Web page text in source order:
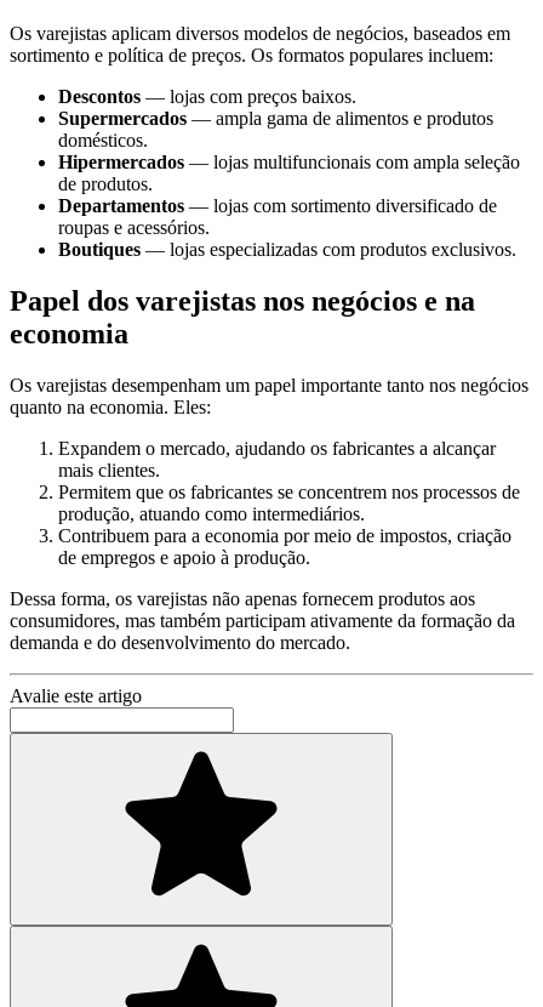
Os varejistas aplicam diversos modelos de negócios, baseados em
sortimento e política de preços. Os formatos populares incluem:
Descontos — lojas com preços baixos.
Supermercados — ampla gama de alimentos e produtos
domésticos.
Hipermercados — lojas multifuncionais com ampla seleção
de produtos.
Departamentos — lojas com sortimento diversificado de
roupas e acessórios.
Boutiques — lojas especializadas com produtos exclusivos.
Papel dos varejistas nos negócios e na
economia
Os varejistas desempenham um papel importante tanto nos negócios
quanto na economia. Eles:
Expandem o mercado, ajudando os fabricantes a alcançar
mais clientes.
Permitem que os fabricantes se concentrem nos processos de
produção, atuando como intermediários.
Contribuem para a economia por meio de impostos, criação
de empregos e apoio à produção.
Dessa forma, os varejistas não apenas fornecem produtos aos
consumidores, mas também participam ativamente da formação da
demanda e do desenvolvimento do mercado.
Avalie este artigo